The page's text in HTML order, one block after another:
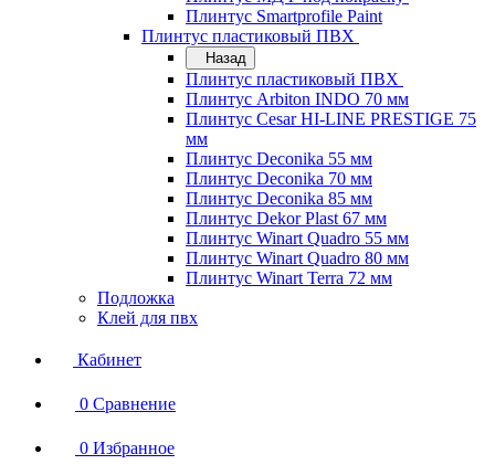
Плинтус Smartprofile Paint
Плинтус пластиковый ПВХ
Назад
Плинтус пластиковый ПВХ
Плинтус Arbiton INDO 70 мм
Плинтус Cesar HI-LINE PRESTIGE 75
мм
Плинтус Deconika 55 мм
Плинтус Deconika 70 мм
Плинтус Deconika 85 мм
Плинтус Dekor Plast 67 мм
Плинтус Winart Quadro 55 мм
Плинтус Winart Quadro 80 мм
Плинтус Winart Terra 72 мм
Подложка
Клей для пвх
Кабинет
0 Сравнение
0 Избранное